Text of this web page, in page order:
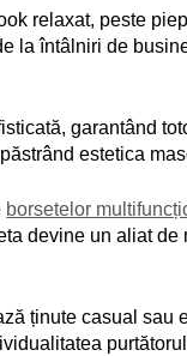
relaxat, peste
la întâlniri de
garantând
estetica
borsetelor
devine un aliat
ținute casual sau